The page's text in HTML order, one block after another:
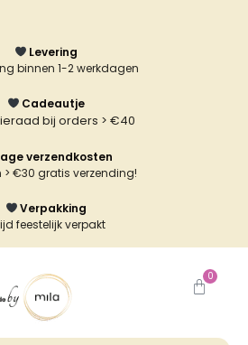
Levering
binnen 1-2 werkdagen
Cadeautje
bij orders > €40
verzendkosten
> €30 gratis verzending!
Verpakking
feestelijk verpakt
0